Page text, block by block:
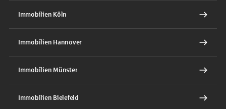
Immobilien Köln
Immobilien Hannover
Immobilien Münster
Immobilien Bielefeld